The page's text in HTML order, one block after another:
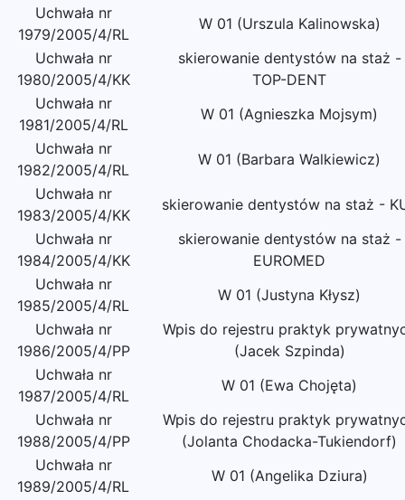
Uchwała nr
1979/2005/4/RL
W 01 (Urszula Kalinowska)
Uchwała nr
1980/2005/4/KK
skierowanie dentystów na staż -
TOP-DENT
Uchwała nr
1981/2005/4/RL
W 01 (Agnieszka Mojsym)
Uchwała nr
1982/2005/4/RL
W 01 (Barbara Walkiewicz)
Uchwała nr
1983/2005/4/KK
skierowanie dentystów na staż -
Uchwała nr
1984/2005/4/KK
skierowanie dentystów na staż -
EUROMED
Uchwała nr
1985/2005/4/RL
W 01 (Justyna Kłysz)
Uchwała nr
1986/2005/4/PP
Wpis do rejestru praktyk
(Jacek Szpinda)
Uchwała nr
1987/2005/4/RL
W 01 (Ewa Chojęta)
Uchwała nr
1988/2005/4/PP
Wpis do rejestru praktyk
(Jolanta Chodacka-Tukiendorf)
Uchwała nr
1989/2005/4/RL
W 01 (Angelika Dziura)